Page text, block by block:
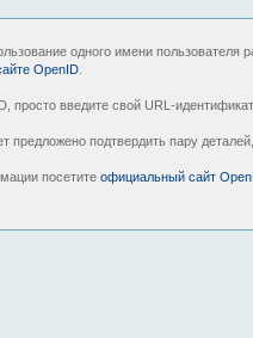
одного имени
OpenID.
просто введите свой URL-
подтвердить пару
посетите официальный сайт